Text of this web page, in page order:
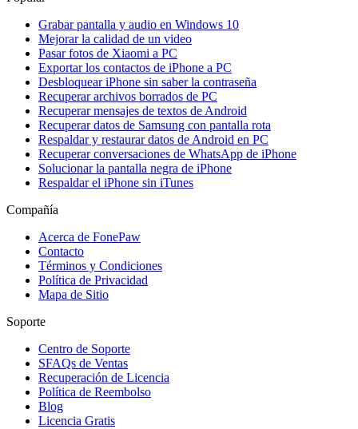
Grabar pantalla y audio en Windows 10
Mejorar la calidad de un video
Pasar fotos de Xiaomi a PC
Exportar los contactos de iPhone a PC
Desbloquear iPhone sin saber la contraseña
Recuperar archivos borrados de PC
Recuperar mensajes de textos de Android
Recuperar datos de Samsung con pantalla rota
Respaldar y restaurar datos de Android en PC
Recuperar conversaciones de WhatsApp de iPhone
Solucionar la pantalla negra de iPhone
Respaldar el iPhone sin iTunes
Compañía
Acerca de FonePaw
Contacto
Términos y Condiciones
Política de Privacidad
Mapa de Sitio
Soporte
Centro de Soporte
SFAQs de Ventas
Recuperación de Licencia
Política de Reembolso
Blog
Licencia Gratis